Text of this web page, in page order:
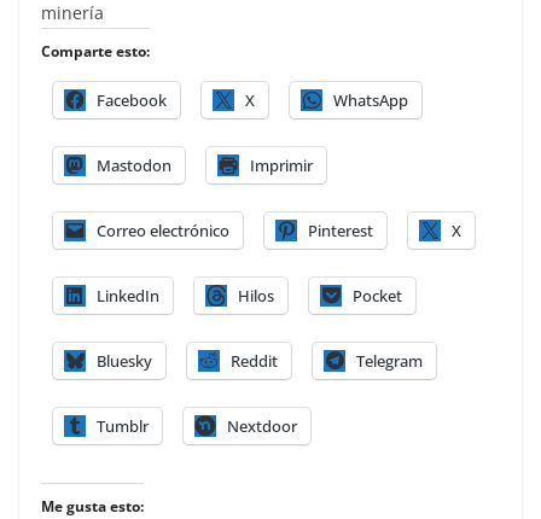
minería
Comparte esto:
Facebook X WhatsApp
Mastodon Imprimir
Correo electrónico Pinterest X
LinkedIn Hilos Pocket
Bluesky Reddit Telegram
Tumblr Nextdoor
Me gusta esto: